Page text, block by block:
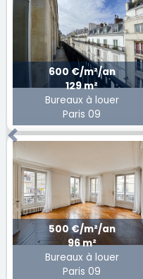
600 €/m²/an
129 m²
Bureaux à louer
Paris 09
500 €/m²/an
96 m²
Bureaux à louer
Paris 09
Previous